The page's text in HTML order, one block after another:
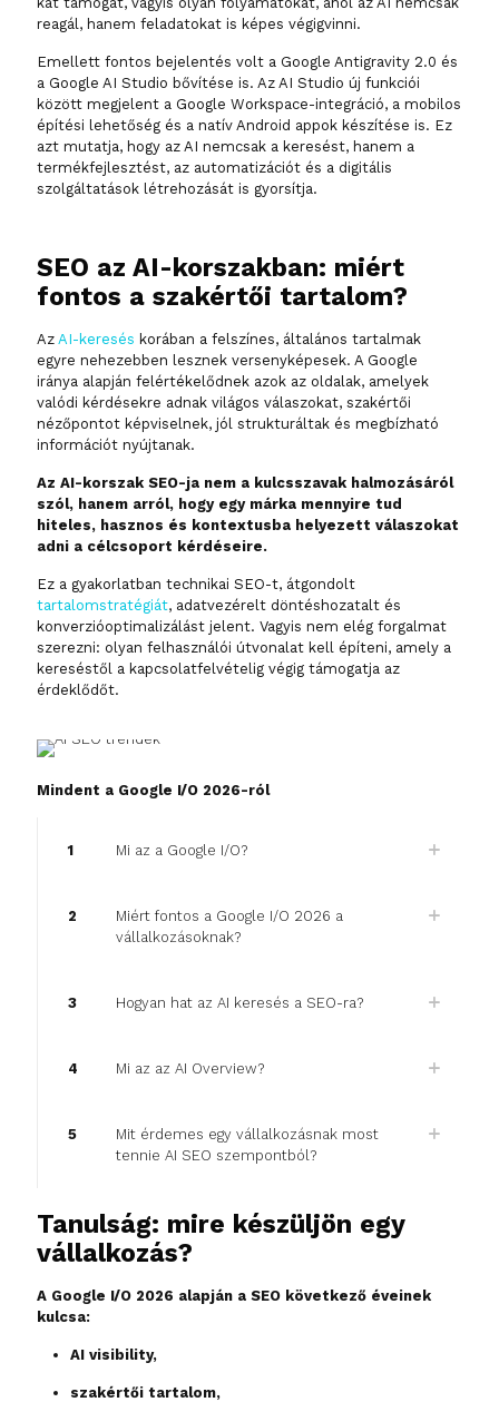
reagál, hanem feladatokat is képes végigvinni.
Emellett fontos bejelentés volt a Google Antigravity 2.0 és
a Google AI Studio bővítése is. Az AI Studio új funkciói
között megjelent a Google Workspace-integráció, a mobilos
építési lehetőség és a natív Android appok készítése is. Ez
azt mutatja, hogy az AI nemcsak a keresést, hanem a
termékfejlesztést, az automatizációt és a digitális
szolgáltatások létrehozását is gyorsítja.
SEO az AI-korszakban: miért
fontos a szakértői tartalom?
Az AI-keresés korában a felszínes, általános tartalmak
egyre nehezebben lesznek versenyképesek. A Google
iránya alapján felértékelődnek azok az oldalak, amelyek
valódi kérdésekre adnak világos válaszokat, szakértői
nézőpontot képviselnek, jól strukturáltak és megbízható
információt nyújtanak.
Az AI-korszak SEO-ja nem a kulcsszavak halmozásáról
szól, hanem arról, hogy egy márka mennyire tud
hiteles, hasznos és kontextusba helyezett válaszokat
adni a célcsoport kérdéseire.
Ez a gyakorlatban technikai SEO-t, átgondolt
tartalomstratégiát, adatvezérelt döntéshozatalt és
konverzióoptimalizálást jelent. Vagyis nem elég forgalmat
szerezni: olyan felhasználói útvonalat kell építeni, amely a
kereséstől a kapcsolatfelvételig végig támogatja az
érdeklődőt.
Mindent a Google I/O 2026-ról
1 Mi az a Google I/O?
2
Miért fontos a Google I/O 2026 a
vállalkozásoknak?
3 Hogyan hat az AI keresés a SEO-ra?
4 Mi az az AI Overview?
5
Mit érdemes egy vállalkozásnak most
tennie AI SEO szempontból?
Tanulság: mire készüljön egy
vállalkozás?
A Google I/O 2026 alapján a SEO következő éveinek
kulcsa:
AI visibility,
szakértői tartalom,